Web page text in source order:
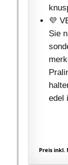
💜
Sie
edel
Preis inkl.